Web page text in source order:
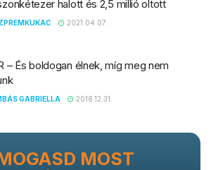
halott és 2,5 millió oltott
2021.04.07.
– És boldogan élnek, míg meg nem
GABRIELLA 2018.12.31.
MOST